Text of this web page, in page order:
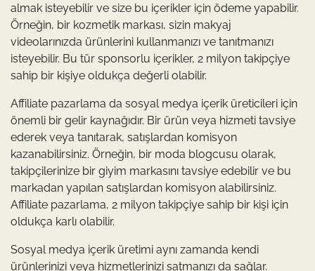
almak isteyebilir ve size bu içerikler için ödeme yapabilir.
Örneğin, bir kozmetik markası, sizin makyaj
videolarınızda ürünlerini kullanmanızı ve tanıtmanızı
isteyebilir. Bu tür sponsorlu içerikler, 2 milyon takipçiye
sahip bir kişiye oldukça değerli olabilir.
Affiliate pazarlama da sosyal medya içerik üreticileri için
önemli bir gelir kaynağıdır. Bir ürün veya hizmeti tavsiye
ederek veya tanıtarak, satışlardan komisyon
kazanabilirsiniz. Örneğin, bir moda blogcusu olarak,
takipçilerinize bir giyim markasını tavsiye edebilir ve bu
markadan yapılan satışlardan komisyon alabilirsiniz.
Affiliate pazarlama, 2 milyon takipçiye sahip bir kişi için
oldukça karlı olabilir.
Sosyal medya içerik üretimi aynı zamanda kendi
ürünlerinizi veya hizmetlerinizi satmanızı da sağlar.